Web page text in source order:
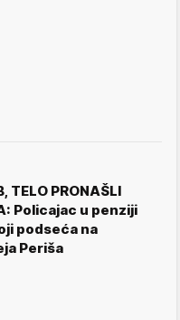
TELO PRONAŠLI
Policajac u penziji
podseća na
Periša